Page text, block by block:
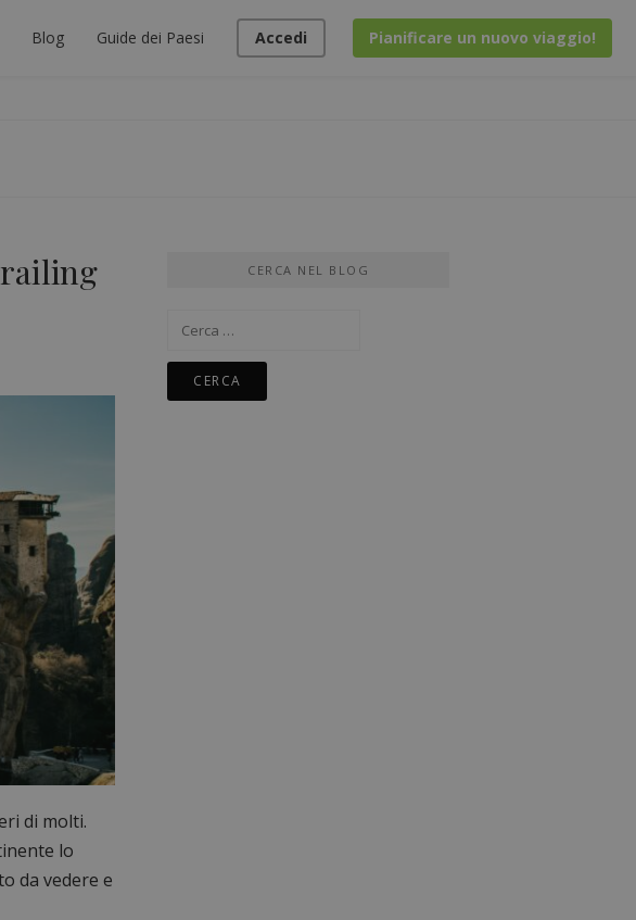
Blog Guide dei Paesi Accedi Pianificare un nuovo viaggio!
di molti.
lo
da vedere e
CERCA NEL BLOG
Ricerca